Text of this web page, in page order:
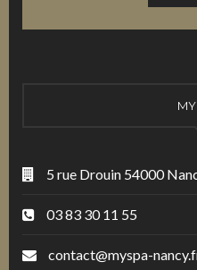
5 rue Drouin 54000
03 83 30 11 55
contact@myspa-